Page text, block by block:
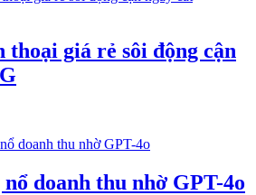
giá rẻ sôi động cận
doanh thu nhờ GPT-4o